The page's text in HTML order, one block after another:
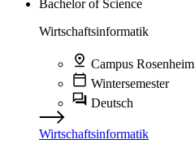
Bachelor of Science
Wirtschaftsinformatik
Campus Rosenheim
Wintersemester
Deutsch
Wirtschaftsinformatik